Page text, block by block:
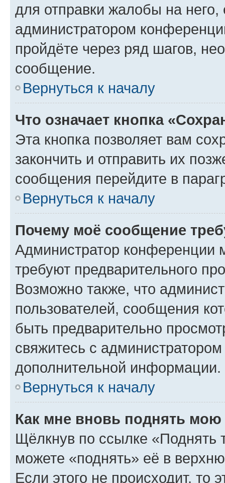
для отправки жалобы на
администратором
пройдёте через ряд шагов,
сообщение.
Вернуться к началу
Что означает кнопка
Эта кнопка позволяет вам
закончить и отправить их
сообщения перейдите в
Вернуться к началу
Почему моё сообщение
Администратор конференции
требуют предварительного
Возможно также, что
пользователей, сообщения
быть предварительно
свяжитесь с
дополнительной информации.
Вернуться к началу
Как мне вновь поднять мою
Щёлкнув по ссылке «Поднять
можете «поднять» её в
Если этого не происходит, то